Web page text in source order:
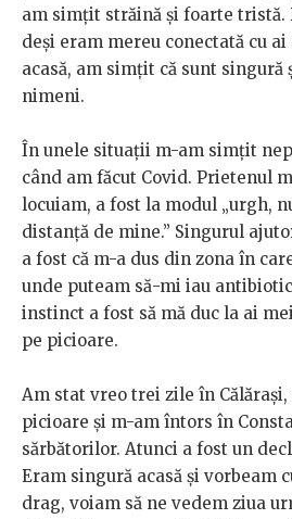
am simțit străină și foarte tristă.
deși eram mereu conectată cu
acasă, am simțit că sunt singură
nimeni.
În unele situații m-am simțit
când am făcut Covid. Prietenul
locuiam, a fost la modul „urgh,
distanță de mine.” Singurul
a fost că m-a dus din zona în
unde puteam să-mi iau
instinct a fost să mă duc la ai
pe picioare.
Am stat vreo trei zile în Călărași,
picioare și m-am întors în
sărbătorilor. Atunci a fost un
Eram singură acasă și vorbeam
drag, voiam să ne vedem ziua